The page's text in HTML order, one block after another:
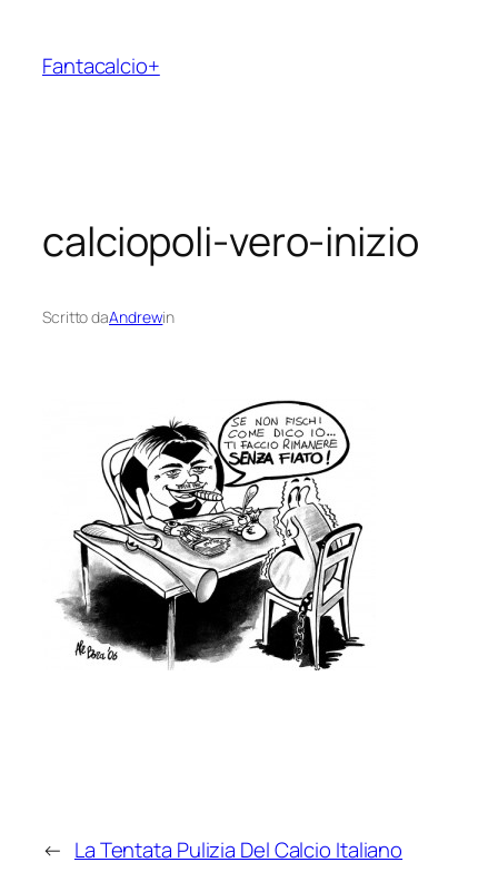
contenuto
Fantacalcio+
calciopoli-vero-inizio
Scritto daAndrewin
← La Tentata Pulizia Del Calcio Italiano